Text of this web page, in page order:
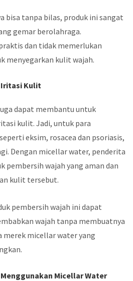
bisa tanpa bilas, produk ini sangat
gemar berolahraga.
dan tidak memerlukan
menyegarkan kulit wajah.
Iritasi Kulit
dapat membantu untuk
kulit. Jadi, untuk para
eksim, rosacea dan psoriasis,
Dengan micellar water, penderita
pembersih wajah yang aman dan
kulit tersebut.
pembersih wajah ini dapat
wajah tanpa membuatnya
merek micellar water yang
Micellar Water